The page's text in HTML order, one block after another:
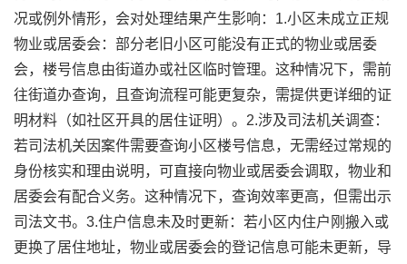
况或例外情形，会对处理结果产生影响：1.小区未成立正规
物业或居委会：部分老旧小区可能没有正式的物业或居委
会，楼号信息由街道办或社区临时管理。这种情况下，需前
往街道办查询，且查询流程可能更复杂，需提供更详细的证
明材料（如社区开具的居住证明）。2.涉及司法机关调查：
若司法机关因案件需要查询小区楼号信息，无需经过常规的
身份核实和理由说明，可直接向物业或居委会调取，物业和
居委会有配合义务。这种情况下，查询效率更高，但需出示
司法文书。3.住户信息未及时更新：若小区内住户刚搬入或
更换了居住地址，物业或居委会的登记信息可能未更新，导